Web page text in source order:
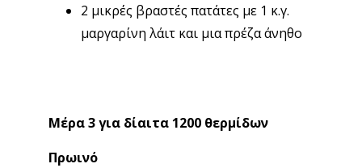
2 μικρές βραστές πατάτες με 1 κ.γ.
μαργαρίνη λάιτ και μια πρέζα άνηθο
Μέρα 3 για δίαιτα 1200 θερμίδων
Πρωινό